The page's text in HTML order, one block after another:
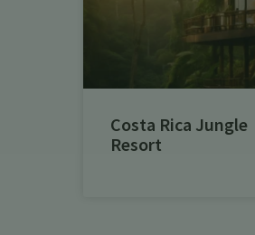
Costa Rica Jungle
Resort